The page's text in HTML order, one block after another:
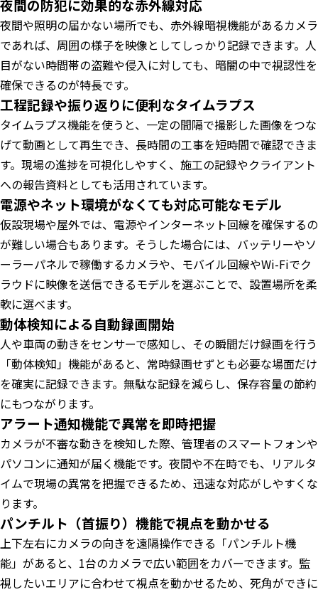
夜間の防犯に効果的な赤外線対応
夜間や照明の届かない場所でも、赤外線暗視機能があるカメラ
であれば、周囲の様子を映像としてしっかり記録できます。人
目がない時間帯の盗難や侵入に対しても、暗闇の中で視認性を
確保できるのが特長です。
工程記録や振り返りに便利なタイムラプス
タイムラプス機能を使うと、一定の間隔で撮影した画像をつな
げて動画として再生でき、長時間の工事を短時間で確認できま
す。現場の進捗を可視化しやすく、施工の記録やクライアント
への報告資料としても活用されています。
電源やネット環境がなくても対応可能なモデル
仮設現場や屋外では、電源やインターネット回線を確保するの
が難しい場合もあります。そうした場合には、バッテリーやソ
ーラーパネルで稼働するカメラや、モバイル回線やWi-Fiでク
ラウドに映像を送信できるモデルを選ぶことで、設置場所を柔
軟に選べます。
動体検知による自動録画開始
人や車両の動きをセンサーで感知し、その瞬間だけ録画を行う
「動体検知」機能があると、常時録画せずとも必要な場面だけ
を確実に記録できます。無駄な記録を減らし、保存容量の節約
にもつながります。
アラート通知機能で異常を即時把握
カメラが不審な動きを検知した際、管理者のスマートフォンや
パソコンに通知が届く機能です。夜間や不在時でも、リアルタ
イムで現場の異常を把握できるため、迅速な対応がしやすくな
ります。
パンチルト（首振り）機能で視点を動かせる
上下左右にカメラの向きを遠隔操作できる「パンチルト機
能」があると、1台のカメラで広い範囲をカバーできます。監
視したいエリアに合わせて視点を動かせるため、死角ができに